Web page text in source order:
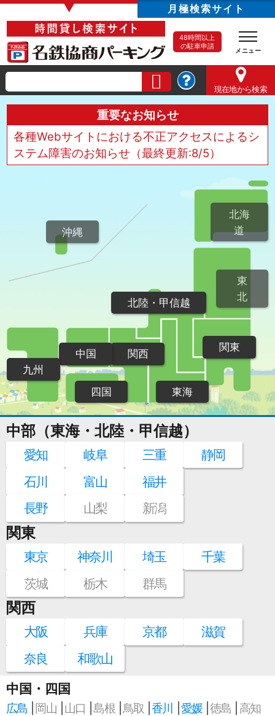
▼ 月極検索サイト
48時間以上
の駐車申請
現在地から検索
重要なお知らせ
各種Webサイトにおける不正アクセスによるシ
ステム障害のお知らせ（最終更新:8/5）
北海
道
東
北
関東
北陸・甲信越
東海
関西
中国
四国
九州
沖縄
中部（東海・北陸・甲信越）
愛知 岐阜 三重
静岡
石川
富山
福井
長野
山梨 新潟
関東
東京 神奈川 埼玉
千葉
茨城
栃木 群馬
関西
大阪 兵庫 京都
滋賀
奈良
和歌山
中国・四国
広島 岡山 山口 島根 鳥取 香川 愛媛 徳島 高知